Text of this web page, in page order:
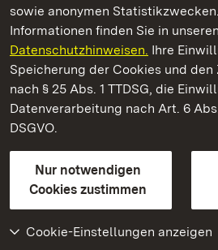
sowie anonymen
Informationen finden Sie in unseren
Datenschutzhinweisen. Ihre
Speicherung der Cookies und
nach § 25 Abs. 1 TTDSG, die
Datenverarbeitung nach Art. 6
DSGVO.
Nur notwendigen
Cookies zustimmen
Cookie-Einstellungen anzeigen
Schloss und Schlossgarten
Staatliche Schlösser und Gärten
Kontakt
GebärdenspracheLeichte Sprache
Erklärung zur Barrierefreiheit
BITV-konform (geprüfte Seiten)
Weiteres